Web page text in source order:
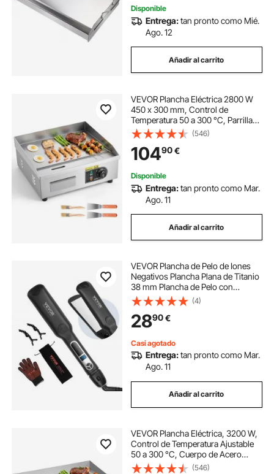
Disponible
Entrega:tan pronto como Mié.
Ago. 12
Añadir al carrito
VEVOR Plancha Eléctrica 2800 W
450 x 300 mm, Control de
Temperatura 50 a 300 °C, Parrilla
de Encimera de Acero Inoxidable
con Superficie Plana, 4
Almohadillas para los Pies, para
Carne y Panqueques
(546)
10490€
Disponible
Entrega:tan pronto como Mar.
Ago. 11
Añadir al carrito
VEVOR Plancha de Pelo de Iones
Negativos Plancha Plana de Titanio
38 mm Plancha de Pelo con
Pantalla LCD 25 Niveles de
Temperatura Plancha de Pelo
Calentamiento Rápido para
Peluquería, Hogar, Viajes
(4)
2890€
Casi agotado
Entrega:tan pronto como Mar.
Ago. 11
Añadir al carrito
VEVOR Plancha Eléctrica, 3200 W,
Control de Temperatura Ajustable
50 a 300 °C, Cuerpo de Acero
Inoxidable, Mitad Ranurada, Mitad
(546)